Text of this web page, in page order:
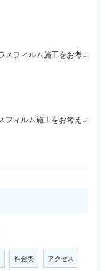
埼玉県熊谷市で窓ガラスフィルム施工をお考えの方
埼玉県蕨市で窓ガラスフィルム施工をお考えの方
料金表 アクセス